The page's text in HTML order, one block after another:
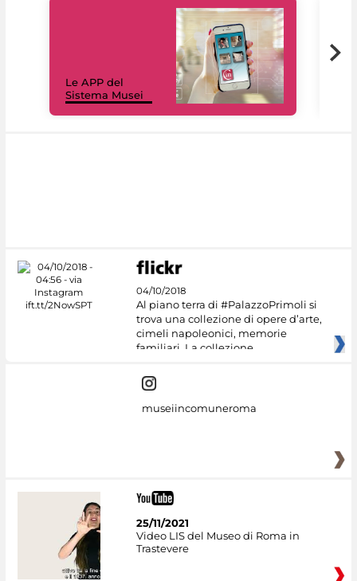
Le APP del
Sistema Musei
04/10/2018
Al piano terra di #PalazzoPrimoli si
trova una collezione di opere d’arte,
cimeli napoleonici, memorie
familiari. La collezione
museiincomuneroma
25/11/2021
Video LIS del Museo di Roma in
Trastevere